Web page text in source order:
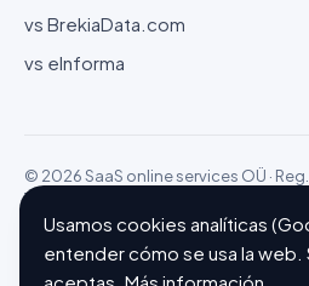
vs BrekiaData.com
vs eInforma
© 2026 SaaS online services OÜ ·
15551 Tallinn (Estonia)
Configurar cookiesHecho
Usamos cookies analíticas
entender cómo se usa la web.